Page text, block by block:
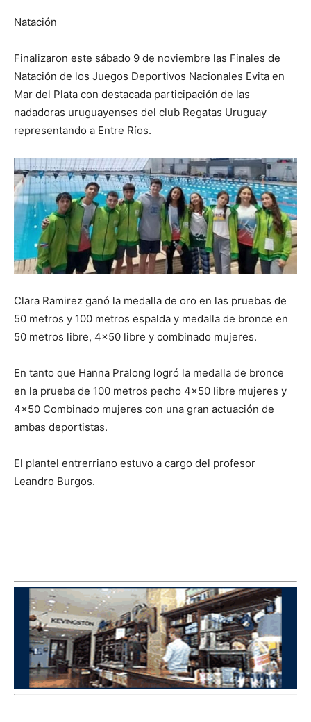
Natación
Finalizaron este sábado 9 de noviembre las Finales de
Natación de los Juegos Deportivos Nacionales Evita en
Mar del Plata con destacada participación de las
nadadoras uruguayenses del club Regatas Uruguay
representando a Entre Ríos.
Clara Ramirez ganó la medalla de oro en las pruebas de
50 metros y 100 metros espalda y medalla de bronce en
50 metros libre, 4×50 libre y combinado mujeres.
En tanto que Hanna Pralong logró la medalla de bronce
en la prueba de 100 metros pecho 4×50 libre mujeres y
4×50 Combinado mujeres con una gran actuación de
ambas deportistas.
El plantel entrerriano estuvo a cargo del profesor
Leandro Burgos.